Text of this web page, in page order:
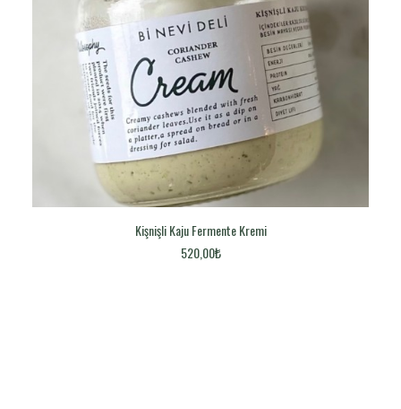
Kişnişli Kaju Fermente Kremi
520,00₺